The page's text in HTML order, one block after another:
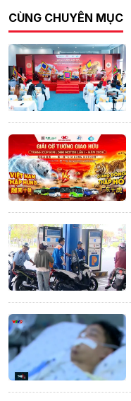
CÙNG CHUYÊN MỤC